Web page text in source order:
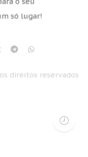
só lugar!
direitos reservados